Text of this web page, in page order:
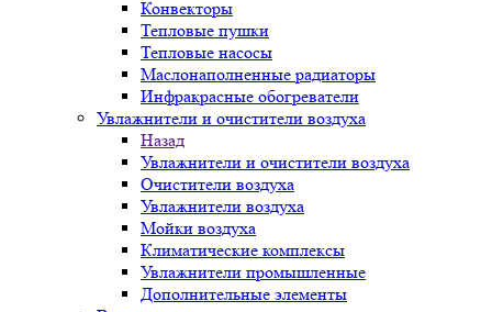
Конвекторы
Тепловые пушки
Тепловые насосы
Маслонаполненные радиаторы
Инфракрасные обогреватели
Увлажнители и очистители воздуха
Назад
Увлажнители и очистители воздуха
Очистители воздуха
Увлажнители воздуха
Мойки воздуха
Климатические комплексы
Увлажнители промышленные
Дополнительные элементы